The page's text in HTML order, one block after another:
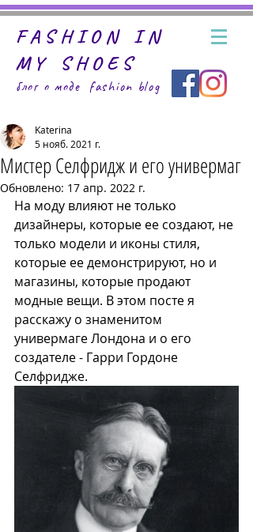
FASHION IN
MY SHOES
блог о моде fashion blog
Мистер Селфридж и его универмаг
Katerina
5 нояб. 2021 г.
Обновлено: 17 апр. 2022 г.
На моду влияют не только
дизайнеры, которые ее создают, не
только модели и иконы стиля,
которые ее демонстрируют, но и
магазины, которые продают
модные вещи. В этом посте я
расскажу о знаменитом
универмаге Лондона и о его
создателе - Гарри Гордоне
Селфридже.